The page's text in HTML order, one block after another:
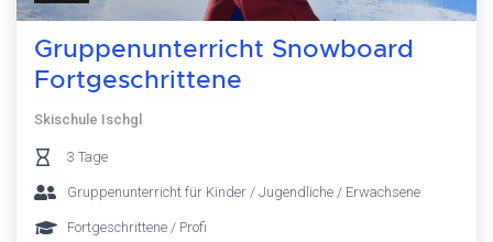
Gruppenunterricht Snowboard
Fortgeschrittene
Skischule Ischgl
3 Tage
Gruppenunterricht für Kinder / Jugendliche / Erwachsene
Fortgeschrittene / Profi